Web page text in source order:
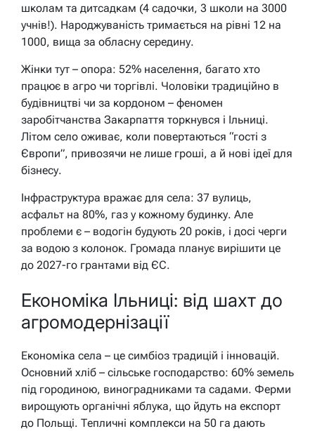
школам та дитсадкам (4 садочки, 3 школи на 3000
учнів!). Народжуваність тримається на рівні 12 на
1000, вища за обласну середину.
Жінки тут – опора: 52% населення, багато хто
працює в агро чи торгівлі. Чоловіки традиційно в
будівництві чи за кордоном – феномен
заробітчанства Закарпаття торкнувся і Ільниці.
Літом село оживає, коли повертаються “гості з
Європи”, привозячи не лише гроші, а й нові ідеї для
бізнесу.
Інфраструктура вражає для села: 37 вулиць,
асфальт на 80%, газ у кожному будинку. Але
проблеми є – водогін будують 20 років, і досі черги
за водою з колонок. Громада планує вирішити це
до 2027-го грантами від ЄС.
Економіка Ільниці: від шахт до
агромодернізації
Економіка села – це симбіоз традицій і інновацій.
Основний хліб – сільське господарство: 60% земель
під городиною, виноградниками та садами. Ферми
вирощують органічні яблука, що йдуть на експорт
до Польщі. Тепличні комплекси на 50 га дають